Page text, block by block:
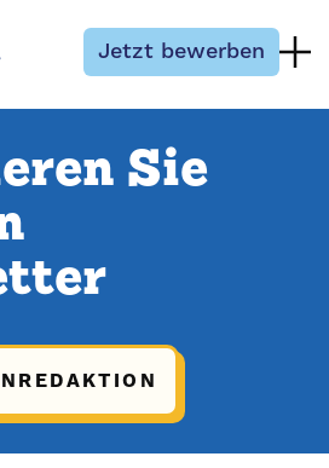
Jetzt bewerben
Sie